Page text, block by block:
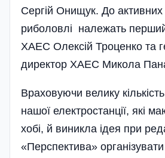
Сергій Онищук. До активних
риболовлі належать
ХАЕС Олексій Троценко та
директор ХАЕС Микола
Враховуючи велику
нашої електростанції, які
хобі, й виникла ідея при
«Перспектива»